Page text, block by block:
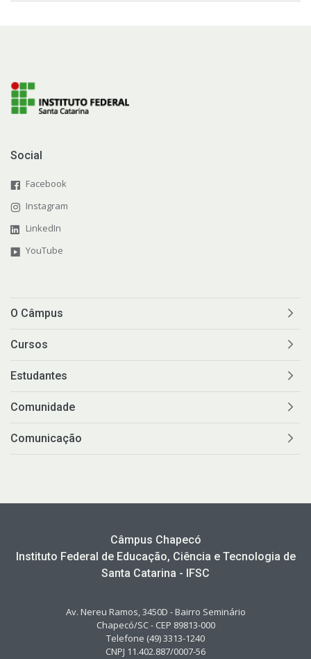
Social
Facebook
Instagram
LinkedIn
YouTube
O Câmpus
Cursos
Estudantes
Comunidade
Comunicação
Câmpus Chapecó
Instituto Federal de Educação, Ciência e Tecnologia de
Santa Catarina - IFSC
Av. Nereu Ramos, 3450D - Bairro Seminário
Chapecó/SC - CEP 89813-000
Telefone (49) 3313-1240
CNPJ 11.402.887/0007-56